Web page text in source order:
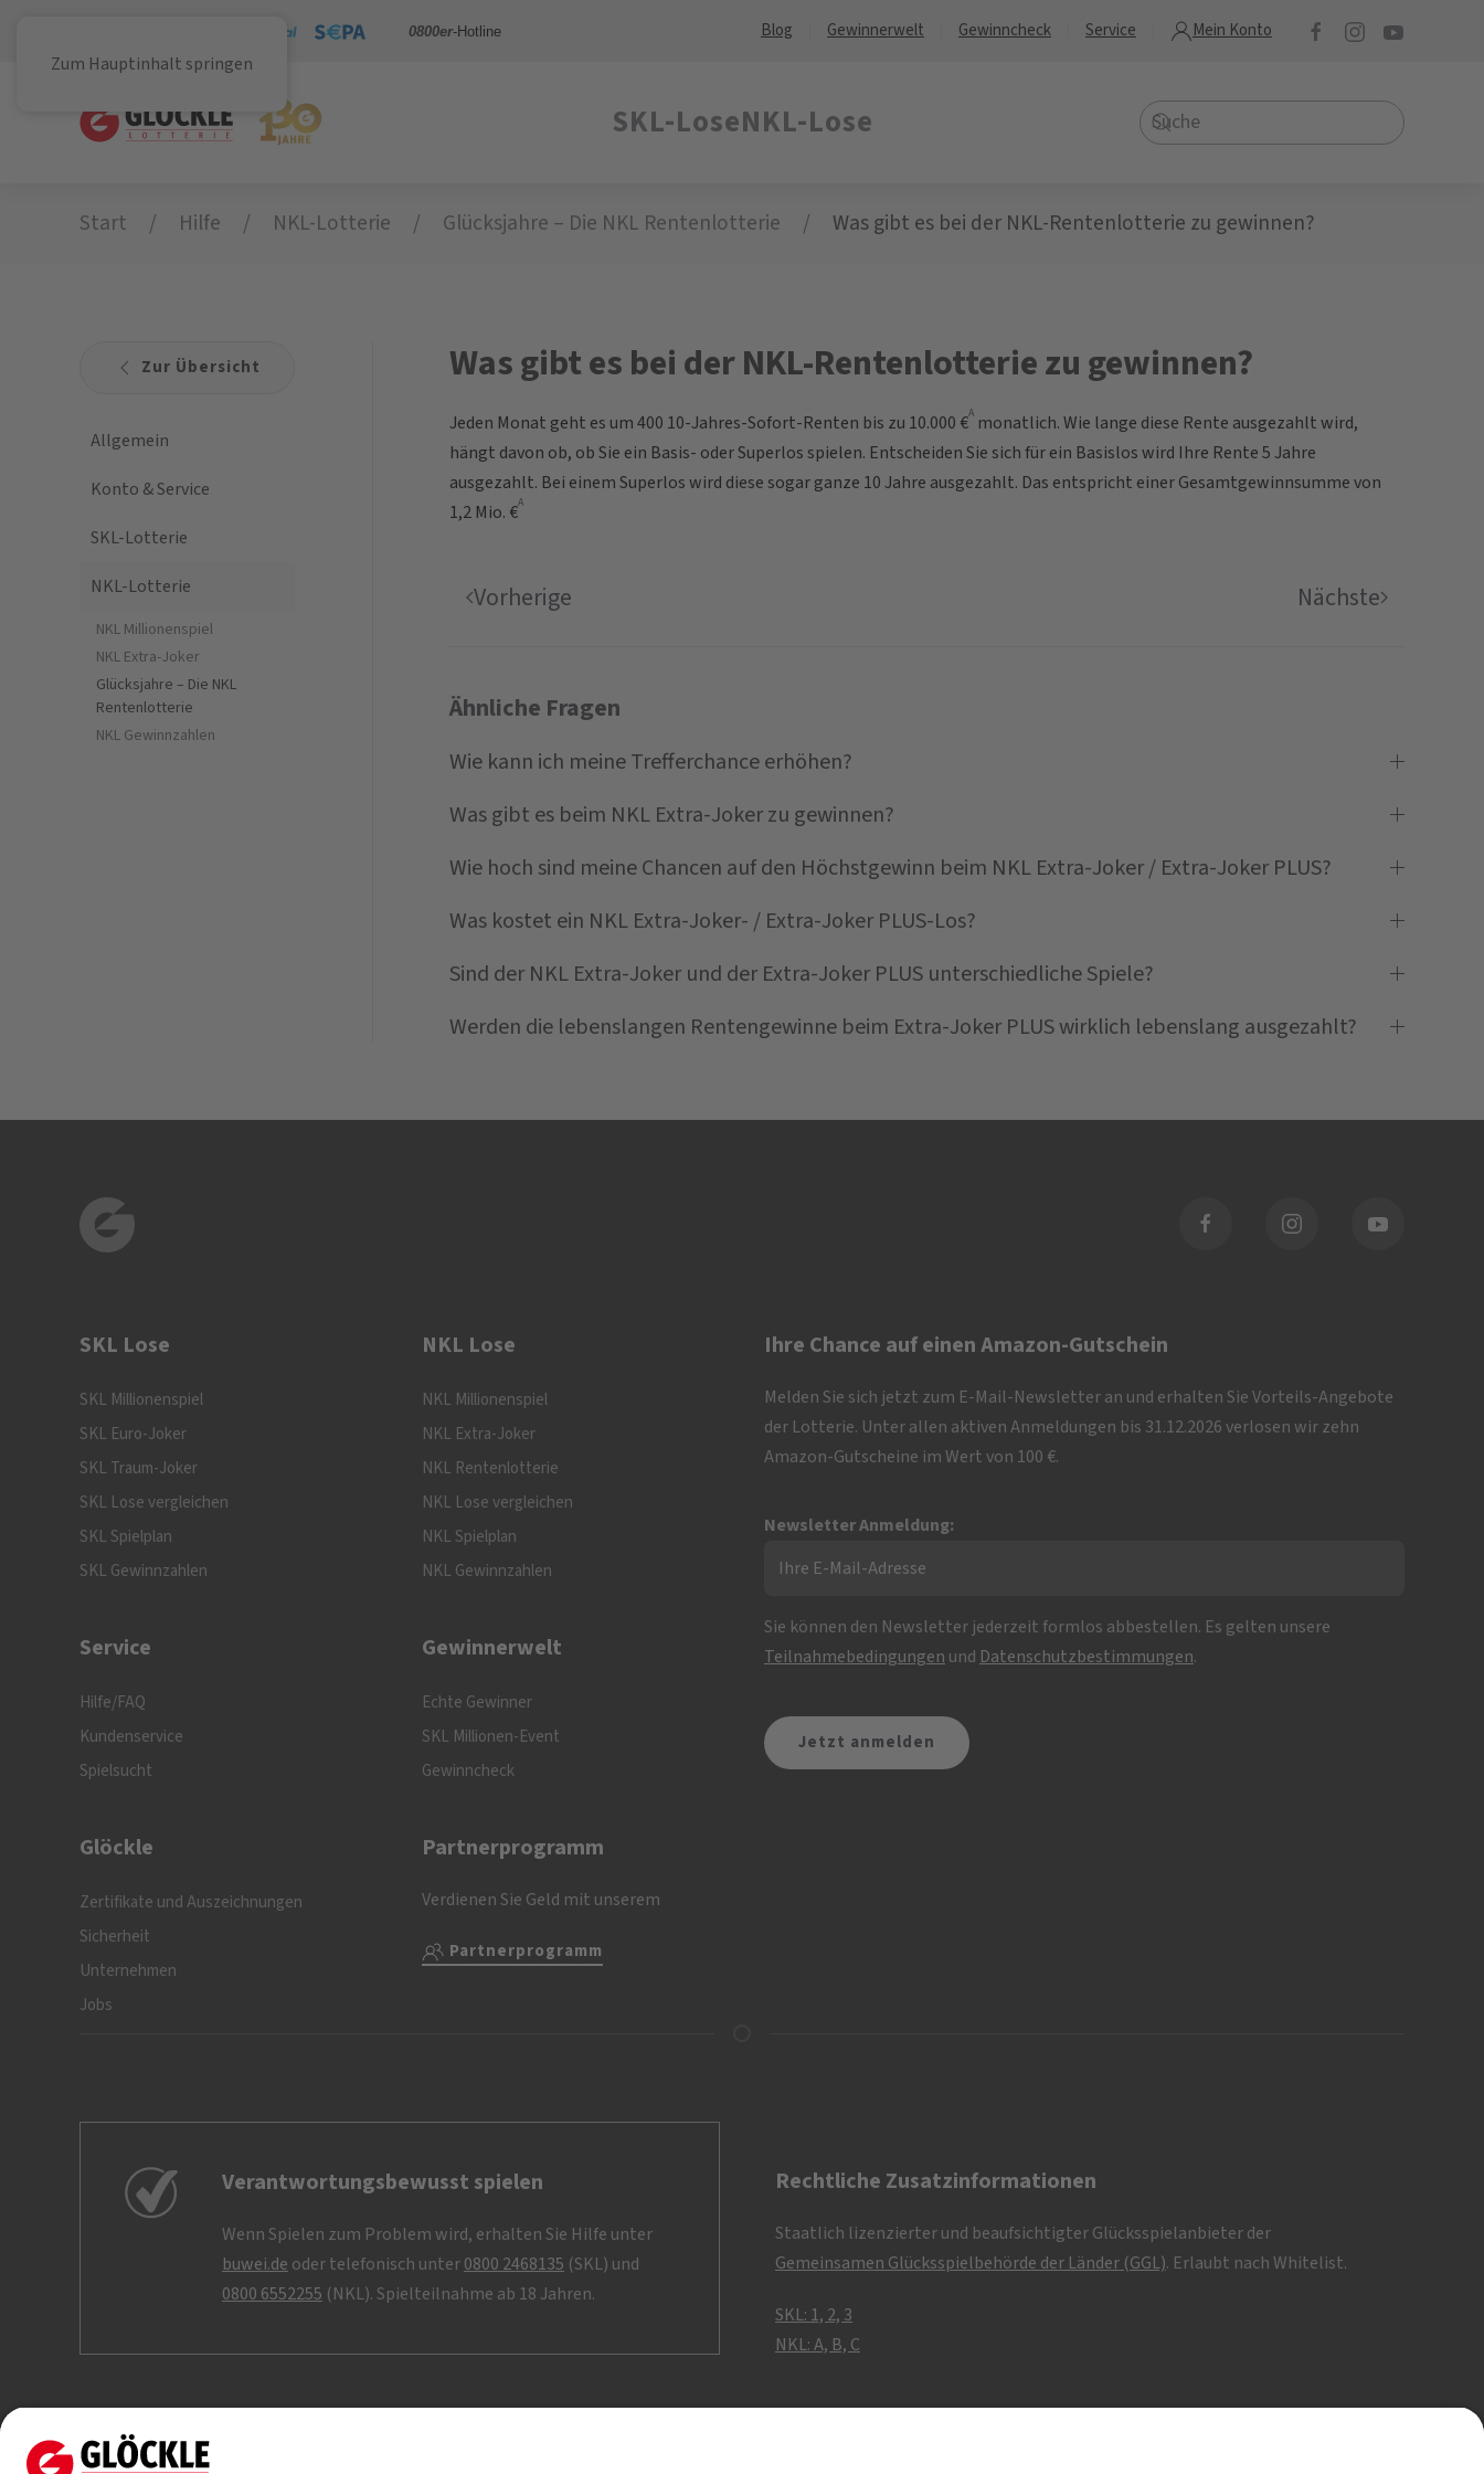
Zum Hauptinhalt springen
0800er-Hotline Blog Gewinnerwelt Gewinncheck Service Mein Konto
SKL-LoseNKL-Lose
Start Hilfe NKL-Lotterie Glücksjahre – Die NKL Rentenlotterie Was gibt es bei der NKL-Rentenlotterie zu gewinnen?
Zur Übersicht
Allgemein
Konto & Service
SKL-Lotterie
NKL-Lotterie
NKL Millionenspiel
NKL Extra-Joker
Glücksjahre – Die NKL
Rentenlotterie
NKL Gewinnzahlen
Was gibt es bei der NKL-Rentenlotterie zu gewinnen?
Jeden Monat geht es um 400 10-Jahres-Sofort-Renten bis zu 10.000 €A monatlich. Wie lange diese Rente ausgezahlt wird,
hängt davon ob, ob Sie ein Basis- oder Superlos spielen. Entscheiden Sie sich für ein Basislos wird Ihre Rente 5 Jahre
ausgezahlt. Bei einem Superlos wird diese sogar ganze 10 Jahre ausgezahlt. Das entspricht einer Gesamtgewinnsumme von
1,2 Mio. €A
Vorherige Nächste
Ähnliche Fragen
Wie kann ich meine Trefferchance erhöhen?
Was gibt es beim NKL Extra-Joker zu gewinnen?
Wie hoch sind meine Chancen auf den Höchstgewinn beim NKL Extra-Joker / Extra-Joker PLUS?
Was kostet ein NKL Extra-Joker- / Extra-Joker PLUS-Los?
Sind der NKL Extra-Joker und der Extra-Joker PLUS unterschiedliche Spiele?
Werden die lebenslangen Rentengewinne beim Extra-Joker PLUS wirklich lebenslang ausgezahlt?
SKL Lose
SKL Millionenspiel
SKL Euro-Joker
SKL Traum-Joker
SKL Lose vergleichen
SKL Spielplan
SKL Gewinnzahlen
Service
Hilfe/FAQ
Kundenservice
Spielsucht
Glöckle
Zertifikate und Auszeichnungen
Sicherheit
Unternehmen
Jobs
NKL Lose
NKL Millionenspiel
NKL Extra-Joker
NKL Rentenlotterie
NKL Lose vergleichen
NKL Spielplan
NKL Gewinnzahlen
Gewinnerwelt
Echte Gewinner
SKL Millionen-Event
Gewinncheck
Partnerprogramm
Verdienen Sie Geld mit unserem
Partnerprogramm
Ihre Chance auf einen Amazon-Gutschein
Melden Sie sich jetzt zum E-Mail-Newsletter an und erhalten Sie Vorteils-Angebote
der Lotterie. Unter allen aktiven Anmeldungen bis 31.12.2026 verlosen wir zehn
Amazon-Gutscheine im Wert von 100 €.
Newsletter Anmeldung:
Sie können den Newsletter jederzeit formlos abbestellen. Es gelten unsere
Teilnahmebedingungen und Datenschutzbestimmungen.
Verantwortungsbewusst spielen
Wenn Spielen zum Problem wird, erhalten Sie Hilfe unter
buwei.de oder telefonisch unter0800 2468135 (SKL) und
0800 6552255 (NKL). Spielteilnahme ab 18 Jahren.
Rechtliche Zusatzinformationen
Staatlich lizenzierter und beaufsichtigter Glücksspielanbieter der
Gemeinsamen Glücksspielbehörde der Länder (GGL). Erlaubt nach Whitelist.
SKL: 1, 2, 3
NKL: A, B, C